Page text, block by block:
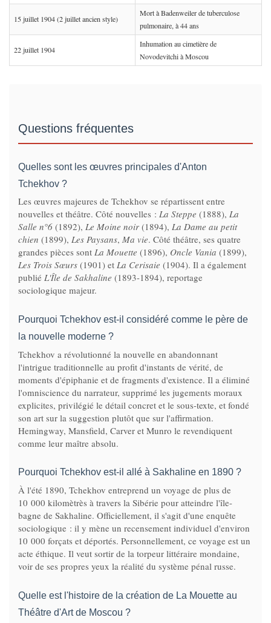
15 juillet 1904 (2 juillet ancien style)
Mort à Badenweiler de tuberculose
pulmonaire, à 44 ans
22 juillet 1904
Inhumation au cimetière de
Novodevitchi à Moscou
Questions fréquentes
Quelles sont les œuvres principales d'Anton
Tchekhov ?
Les œuvres majeures de Tchekhov se répartissent entre
nouvelles et théâtre. Côté nouvelles : La Steppe (1888), La
Salle n°6 (1892), Le Moine noir (1894), La Dame au petit
chien (1899), Les Paysans, Ma vie. Côté théâtre, ses quatre
grandes pièces sont La Mouette (1896), Oncle Vania (1899),
Les Trois Sœurs (1901) et La Cerisaie (1904). Il a également
publié L'Île de Sakhaline (1893-1894), reportage
sociologique majeur.
Pourquoi Tchekhov est-il considéré comme le père de
la nouvelle moderne ?
Tchekhov a révolutionné la nouvelle en abandonnant
l'intrigue traditionnelle au profit d'instants de vérité, de
moments d'épiphanie et de fragments d'existence. Il a éliminé
l'omniscience du narrateur, supprimé les jugements moraux
explicites, privilégié le détail concret et le sous-texte, et fondé
son art sur la suggestion plutôt que sur l'affirmation.
Hemingway, Mansfield, Carver et Munro le revendiquent
comme leur maître absolu.
Pourquoi Tchekhov est-il allé à Sakhaline en 1890 ?
À l'été 1890, Tchekhov entreprend un voyage de plus de
10 000 kilomètrès à travers la Sibérie pour atteindre l'île-
bagne de Sakhaline. Officiellement, il s'agit d'une enquête
sociologique : il y mène un recensement individuel d'environ
10 000 forçats et déportés. Personnellement, ce voyage est un
acte éthique. Il veut sortir de la torpeur littéraire mondaine,
voir de ses propres yeux la réalité du système pénal russe.
Quelle est l'histoire de la création de La Mouette au
Théâtre d'Art de Moscou ?